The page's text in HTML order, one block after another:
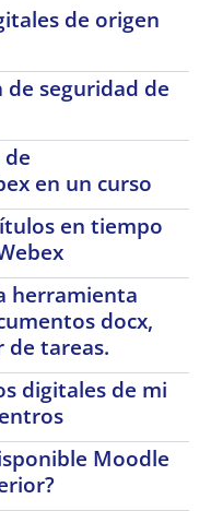
de origen
de seguridad de
en un curso
en tiempo
herramienta
docx,
de tareas.
digitales de mi
Moodle